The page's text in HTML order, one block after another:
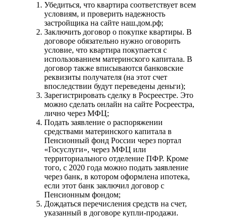
Убедиться, что квартира соответствует всем
условиям, и проверить надежность
застройщика на сайте наш.дом.рф;
Заключить договор о покупке квартиры. В
договоре обязательно нужно оговорить
условие, что квартира покупается с
использованием материнского капитала. В
договор также вписываются банковские
реквизиты получателя (на этот счет
впоследствии будут переведены деньги);
Зарегистрировать сделку в Росреестре. Это
можно сделать онлайн на сайте Росреестра,
лично через МФЦ;
Подать заявление о распоряжении
средствами материнского капитала в
Пенсионный фонд России через портал
«Госуслуги», через МФЦ или
территориального отделение ПФР. Кроме
того, с 2020 года можно подать заявление
через банк, в котором оформлена ипотека,
если этот банк заключил договор с
Пенсионным фондом;
Дождаться перечисления средств на счет,
указанный в договоре купли-продажи.